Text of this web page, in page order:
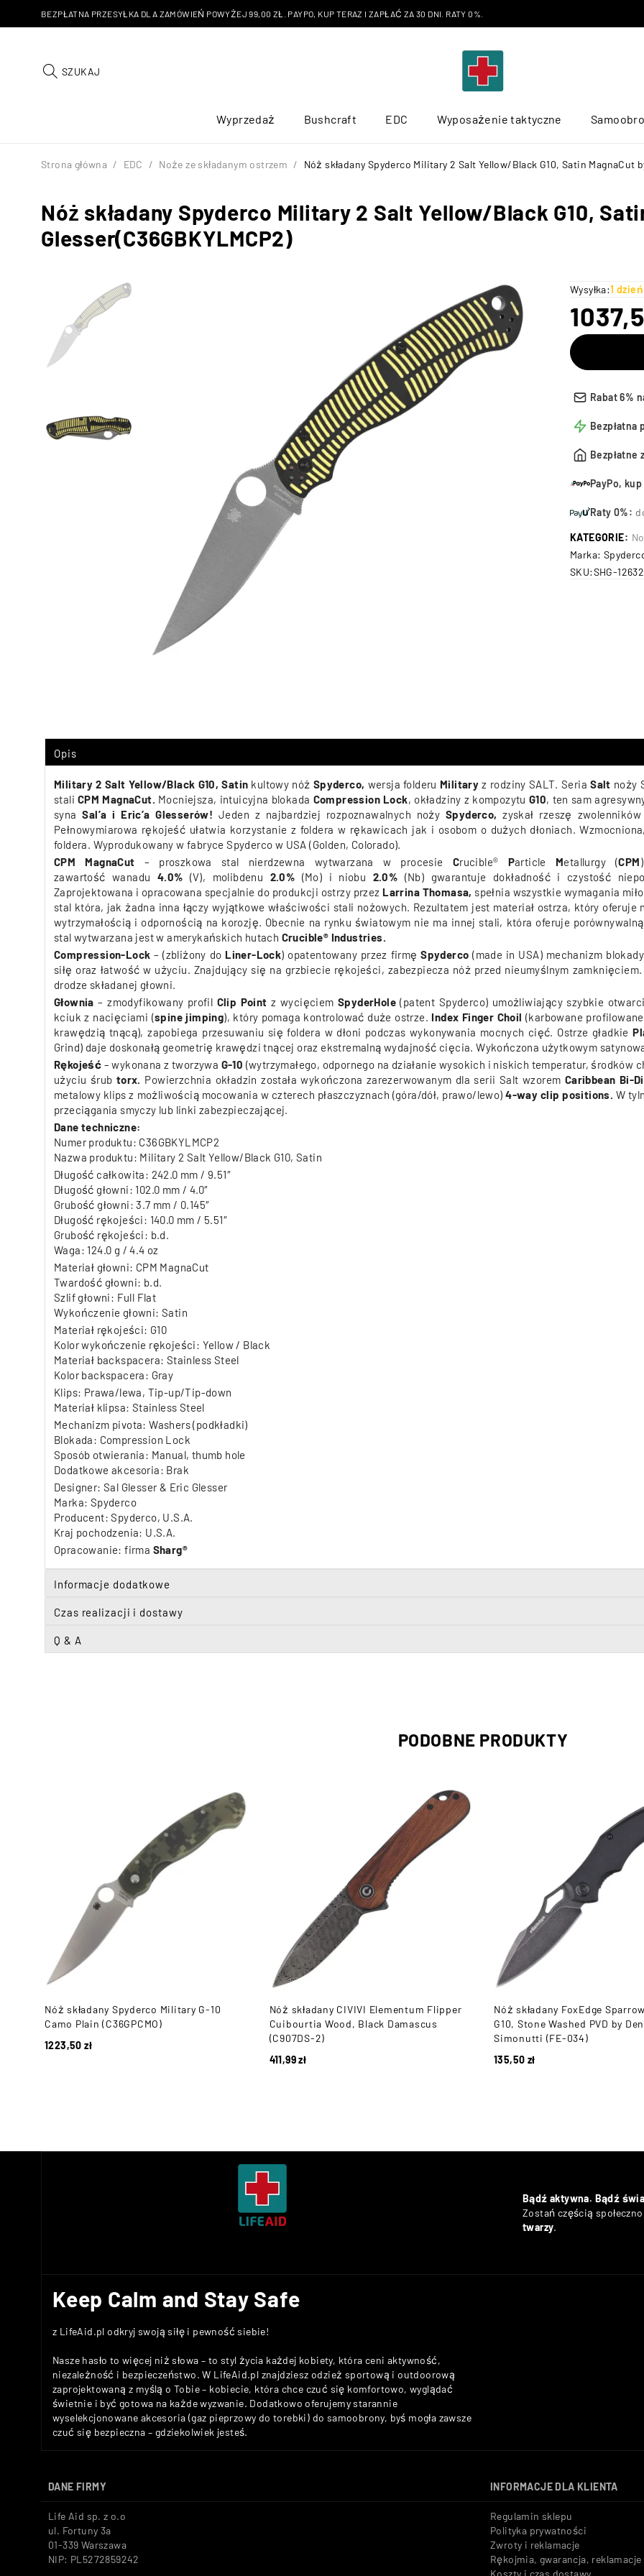
BEZPŁATNA PRZESYŁKA DLA ZAMÓWIEŃ POWYŻEJ 99,00 ZŁ. PAYPO, KUP TERAZ I ZAPŁAĆ ZA 30 DNI. RATY 0%.
SZUKAJ
Wyprzedaż Bushcraft EDC Wyposażenie taktyczne
Nóż składany Spyderco Military 2 Salt Yellow/Black G10,
Glesser(C36GBKYLMCP2)
Strona główna / EDC / Noże ze składanym ostrzem / Nóż składany Spyderco Military 2 Salt Yellow/Black G10, Satin MagnaCut
Wysyłka:1
Rabat 6%
Bezpłatna
Bezpłatne
PayPo,
Raty 0%:
KATEGORIE:
Marka:
SKU:SHG-
Opis
Military 2 Salt Yellow/Black G10, Satin kultowy nóż Spyderco, wersja folderu Military z rodziny SALT. Seria Salt noży
staliCPM MagnaCut. Mocniejsza, intuicyjna blokada Compression Lock, okładziny z kompozytu G10, ten sam
syna Sal’a i Eric’a Glesserów! Jeden z najbardziej rozpoznawalnych noży Spyderco, zyskał rzeszę
Pełnowymiarowa rękojeść ułatwia korzystanie z foldera w rękawicach jak i osobom o dużych dłoniach.
foldera. Wyprodukowany w fabryce Spyderco w USA (Golden, Colorado).
CPM MagnaCut
– proszkowa stal nierdzewna wytwarzana w procesie Crucible® Particle Metallurgy (CPM
zawartość wanadu
4.0% (V), molibdenu 2.0% (Mo) i niobu 2.0% (Nb) gwarantuje dokładność i czystość
Zaprojektowana i opracowana specjalnie do produkcji ostrzy przez Larrina Thomasa, spełnia wszystkie wymagania
stal która, jak żadna inna łączy wyjątkowe właściwości stali nożowych. Rezultatem jest materiał ostrza, który
wytrzymałością i odpornością na korozję. Obecnie na rynku światowym nie ma innej stali, która oferuje
stal wytwarzana jest w amerykańskich hutach Crucible® Industries.
Compression-Lock – (zbliżony do Liner-Lock) opatentowany przez firmę Spyderco (made in USA) mechanizm
siłę oraz łatwość w użyciu. Znajdujący się na grzbiecie rękojeści, zabezpiecza nóż przed nieumyślnym
drodze składanej głowni.
Głownia – zmodyfikowany profil Clip Point z wycięciem SpyderHole (patent Spyderco) umożliwiający szybkie
kciuk z nacięciami (spine jimping), który pomaga kontrolować duże ostrze. Index Finger Choil (karbowane
krawędzią tnącą), zapobiega przesuwaniu się foldera w dłoni podczas wykonywania mocnych cięć. Ostrze gładkie
Grind) daje doskonałą geometrię krawędzi tnącej oraz ekstremalną wydajność cięcia. Wykończona użytkowym
Rękojeść – wykonana z tworzywa G-10 (wytrzymałego, odpornego na działanie wysokich i niskich temperatur,
użyciu śrub torx. Powierzchnia okładzin została wykończona zarezerwowanym dla serii Salt wzorem Caribbean Bi-
metalowy klips z możliwością mocowania w czterech płaszczyznach (góra/dół, prawo/lewo) 4-way clip positions. W
przeciągania smyczy lub linki zabezpieczającej.
Dane techniczne:
Numer produktu: C36GBKYLMCP2
Nazwa produktu: Military 2 Salt Yellow/Black G10, Satin
Długość całkowita: 242.0 mm / 9.51″
Długość głowni: 102.0 mm / 4.0″
Grubość głowni: 3.7 mm / 0.145″
Długość rękojeści: 140.0 mm / 5.51″
Grubość rękojeści: b.d.
Waga: 124.0 g / 4.4 oz
Materiał głowni: CPM MagnaCut
Twardość głowni: b.d.
Szlif głowni: Full Flat
Wykończenie głowni: Satin
Materiał rękojeści: G10
Kolor wykończenie rękojeści: Yellow / Black
Materiał backspacera: Stainless Steel
Kolor backspacera: Gray
Klips: Prawa/lewa, Tip-up/Tip-down
Materiał klipsa: Stainless Steel
Mechanizm pivota: Washers (podkładki)
Blokada: Compression Lock
Sposób otwierania: Manual, thumb hole
Dodatkowe akcesoria: Brak
Designer: Sal Glesser & Eric Glesser
Marka: Spyderco
Producent: Spyderco, U.S.A.
Kraj pochodzenia: U.S.A.
Opracowanie: firma Sharg®
Informacje dodatkowe
Czas realizacji i dostawy
Q & A
PODOBNE PRODUKTY
Nóż składany Spyderco Military G-10
Camo Plain (C36GPCMO)
1223,50zł
Nóż składany CIVIVI Elementum Flipper
Cuibourtia Wood, Black Damascus
(C907DS-2)
411,99zł
Nóż składany FoxEdge
G10, Stone Washed PVD by
Simonutti (FE-034)
135,50 zł
Bądź aktywna. Bądź
Zostań częścią
twarzy.
Keep Calm and Stay Safe
z LifeAid.pl odkryj swoją siłę i pewność siebie!
Nasze hasło to więcej niż słowa – to styl życia każdej kobiety, która ceni aktywność,
niezależność i bezpieczeństwo. W LifeAid.pl znajdziesz odzież sportową i outdoorową
zaprojektowaną z myślą o Tobie – kobiecie, która chce czuć się komfortowo, wyglądać
świetnie i być gotowa na każde wyzwanie. Dodatkowo oferujemy starannie
wyselekcjonowane akcesoria (gaz pieprzowy do torebki) do samoobrony, byś mogła zawsze
czuć się bezpieczna – gdziekolwiek jesteś.
DANE FIRMY INFORMACJE DLA KLIENTA
Life Aid sp. z o.o
ul. Fortuny 3a
01-339 Warszawa
NIP: PL5272859242
Regulamin sklepu
Polityka prywatności
Zwroty i reklamacje
Rękojmia, gwarancja, reklamacje
Koszty i czas dostawy